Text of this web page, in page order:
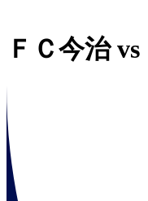
ＦＣ今治vs